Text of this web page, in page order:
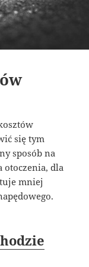
się tym
sposób na
otoczenia, dla
mniej